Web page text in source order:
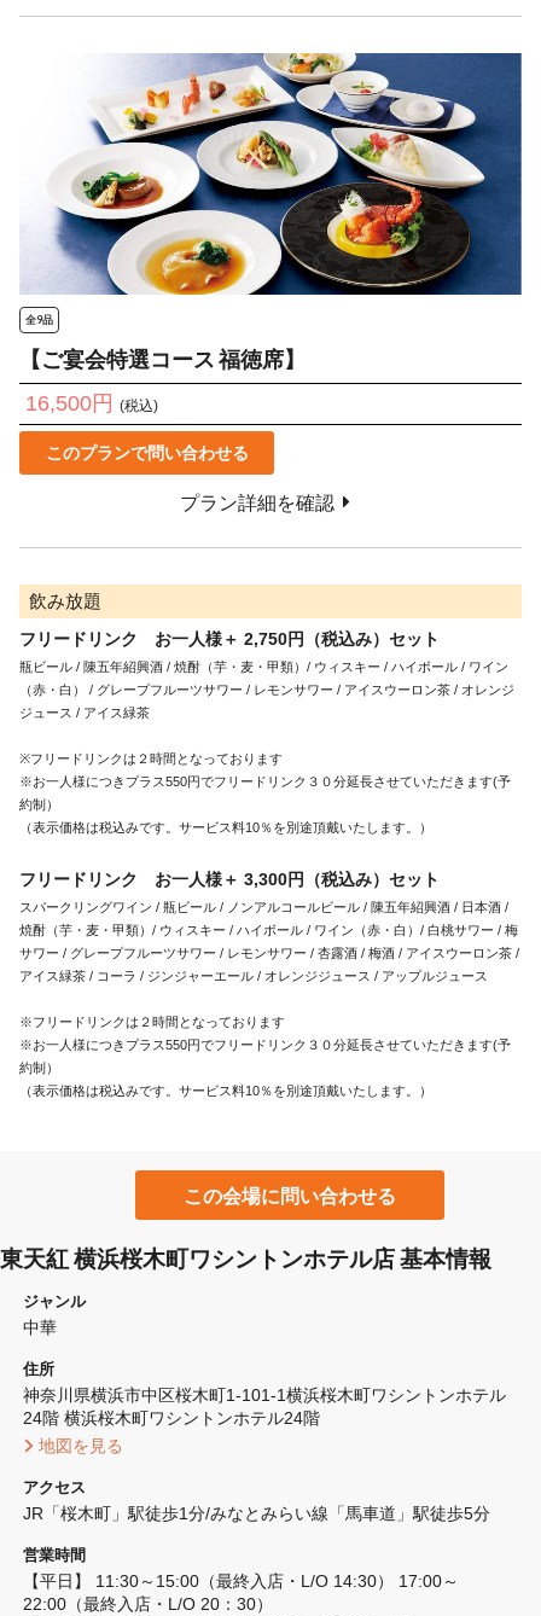
全9品
【ご宴会特選コース 福徳席】
16,500円 (税込)
このプランで問い合わせる
プラン詳細を確認
飲み放題
フリードリンク お一人様＋ 2,750円（税込み）セット
瓶ビール / 陳五年紹興酒 / 焼酎（芋・麦・甲類）/ ウィスキー / ハイボール / ワイン
（赤・白） / グレープフルーツサワー / レモンサワー / アイスウーロン茶 / オレンジ
ジュース / アイス緑茶
※フリードリンクは２時間となっております
※お一人様につきプラス550円でフリードリンク３０分延長させていただきます(予
約制）
（表示価格は税込みです。サービス料10％を別途頂戴いたします。）
フリードリンク お一人様＋ 3,300円（税込み）セット
スパークリングワイン / 瓶ビール / ノンアルコールビール / 陳五年紹興酒 / 日本酒 /
焼酎（芋・麦・甲類）/ ウィスキー / ハイボール / ワイン（赤・白）/ 白桃サワー / 梅
サワー / グレープフルーツサワー / レモンサワー / 杏露酒 / 梅酒 / アイスウーロン茶 /
アイス緑茶 / コーラ / ジンジャーエール / オレンジジュース / アップルジュース
※フリードリンクは２時間となっております
※お一人様につきプラス550円でフリードリンク３０分延長させていただきます(予
約制）
（表示価格は税込みです。サービス料10％を別途頂戴いたします。）
この会場に問い合わせる
東天紅 横浜桜木町ワシントンホテル店 基本情報
ジャンル
中華
住所
神奈川県横浜市中区桜木町1-101-1横浜桜木町ワシントンホテル
24階 横浜桜木町ワシントンホテル24階
地図を見る
アクセス
JR「桜木町」駅徒歩1分/みなとみらい線「馬車道」駅徒歩5分
営業時間
【平日】 11:30～15:00（最終入店・L/O 14:30） 17:00～
22:00（最終入店・L/O 20：30）